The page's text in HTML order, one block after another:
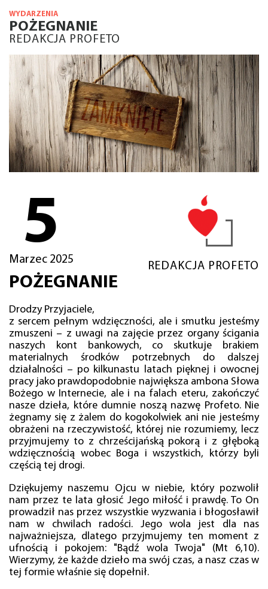
WYDARZENIA
POŻEGNANIE
REDAKCJA PROFETO
5
Marzec 2025
REDAKCJA PROFETO
POŻEGNANIE
Drodzy Przyjaciele,
z sercem pełnym wdzięczności, ale i smutku jesteśmy
zmuszeni – z uwagi na zajęcie przez organy ścigania
naszych kont bankowych, co skutkuje brakiem
materialnych środków potrzebnych do dalszej
działalności – po kilkunastu latach pięknej i owocnej
pracy jako prawdopodobnie największa ambona Słowa
Bożego w Internecie, ale i na falach eteru, zakończyć
nasze dzieła, które dumnie noszą nazwę Profeto. Nie
żegnamy się z żalem do kogokolwiek ani nie jesteśmy
obrażeni na rzeczywistość, której nie rozumiemy, lecz
przyjmujemy to z chrześcijańską pokorą i z głęboką
wdzięcznością wobec Boga i wszystkich, którzy byli
częścią tej drogi.
Dziękujemy naszemu Ojcu w niebie, który pozwolił
nam przez te lata głosić Jego miłość i prawdę. To On
prowadził nas przez wszystkie wyzwania i błogosławił
nam w chwilach radości. Jego wola jest dla nas
najważniejsza, dlatego przyjmujemy ten moment z
ufnością i pokojem: "Bądź wola Twoja" (Mt 6,10).
Wierzymy, że każde dzieło ma swój czas, a nasz czas w
tej formie właśnie się dopełnił.